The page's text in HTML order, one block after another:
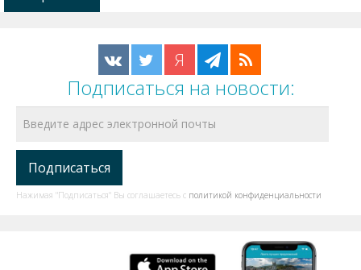
Я
Подписаться на новости:
Нажимая "Подписаться" Вы соглашаетесь с политикой конфиденциальности